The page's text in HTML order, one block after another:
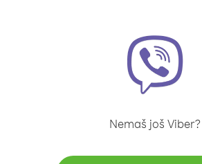
Nemaš još Viber?